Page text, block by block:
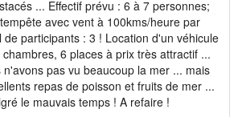
... Effectif prévu : 6 à 7 personnes;
avec vent à 100kms/heure par
participants : 3 ! Location d'un véhicule
6 places à prix très attractif ...
pas vu beaucoup la mer ... mais
repas de poisson et fruits de mer ...
le mauvais temps ! A refaire !